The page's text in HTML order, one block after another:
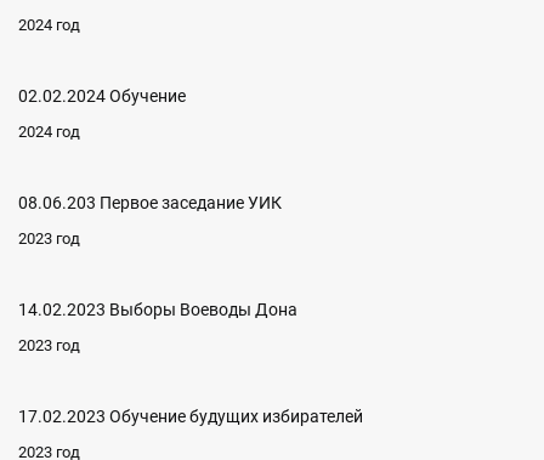
2024 год
02.02.2024 Обучение
2024 год
08.06.203 Первое заседание УИК
2023 год
14.02.2023 Выборы Воеводы Дона
2023 год
17.02.2023 Обучение будущих избирателей
2023 год